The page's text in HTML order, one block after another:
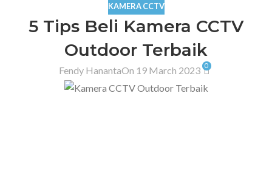
KAMERA CCTV
5 Tips Beli Kamera CCTV
Outdoor Terbaik
Fendy HanantaOn 19 March 2023 0